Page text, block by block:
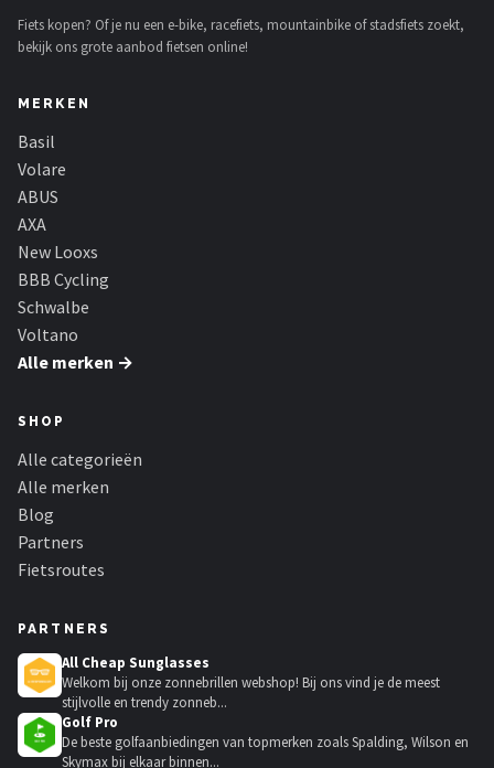
Fiets kopen? Of je nu een e-bike, racefiets, mountainbike of stadsfiets zoekt,
bekijk ons grote aanbod fietsen online!
MERKEN
Basil
Volare
ABUS
AXA
New Looxs
BBB Cycling
Schwalbe
Voltano
Alle merken →
SHOP
Alle categorieën
Alle merken
Blog
Partners
Fietsroutes
PARTNERS
All Cheap Sunglasses
Welkom bij onze zonnebrillen webshop! Bij ons vind je de meest
stijlvolle en trendy zonneb...
Golf Pro
De beste golfaanbiedingen van topmerken zoals Spalding, Wilson en
Skymax bij elkaar binnen...